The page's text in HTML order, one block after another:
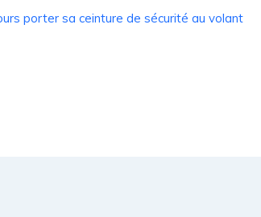
porter sa ceinture de sécurité au volant